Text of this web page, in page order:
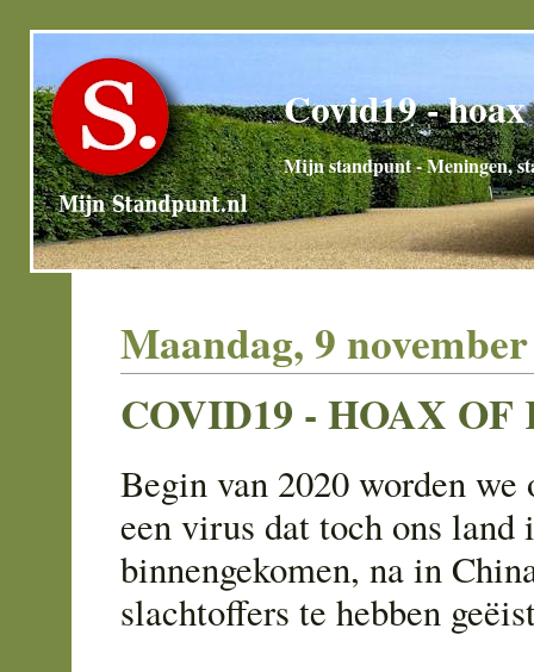
Covid19 -
Mijn standpunt - Meningen,
Maandag, 9
COVID19 - HOAX
Begin van 2020 worden we
een virus dat toch ons land
binnengekomen, na in
slachtoffers te hebben